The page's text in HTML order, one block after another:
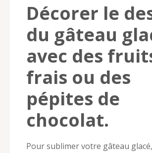
Décorer le
du gâteau
avec des
frais ou des
pépites de
chocolat.
Pour sublimer votre gâteau